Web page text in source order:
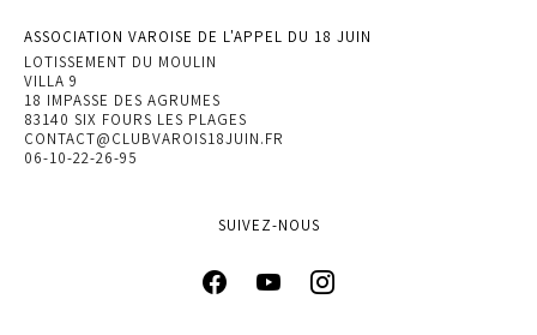
ASSOCIATION VAROISE DE L'APPEL DU 18 JUIN
LOTISSEMENT DU MOULIN
VILLA 9
18 IMPASSE DES AGRUMES
83140 SIX FOURS LES PLAGES
CONTACT@CLUBVAROIS18JUIN.FR
06-10-22-26-95
SUIVEZ-NOUS